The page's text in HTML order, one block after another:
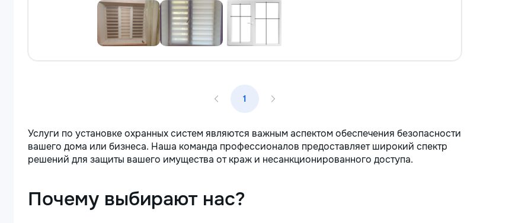
дверей — регулировка дверей и
Благоустройство и уборка —
помощь в организации
пространства, установке полок, а
также садоводство и помощь в
1
Услуги по установке охранных систем являются важным аспектом обеспечения безопасности
вашего дома или бизнеса. Наша команда профессионалов предоставляет широкий спектр
решений для защиты вашего имущества от краж и несанкционированного доступа.
Почему выбирают нас?